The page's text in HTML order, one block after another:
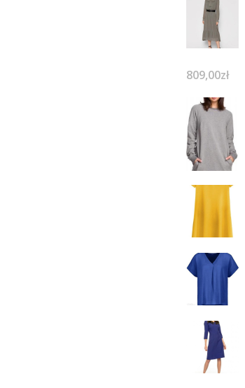
809,00zł